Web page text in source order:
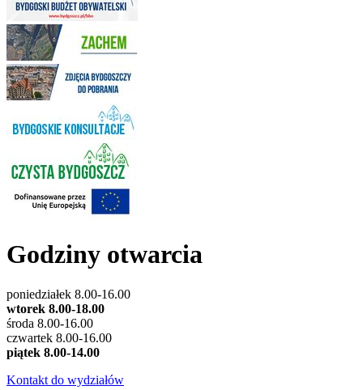
Godziny otwarcia
poniedziałek 8.00-16.00
wtorek 8.00-18.00
środa 8.00-16.00
czwartek 8.00-16.00
piątek 8.00-14.00
Kontakt do wydziałów